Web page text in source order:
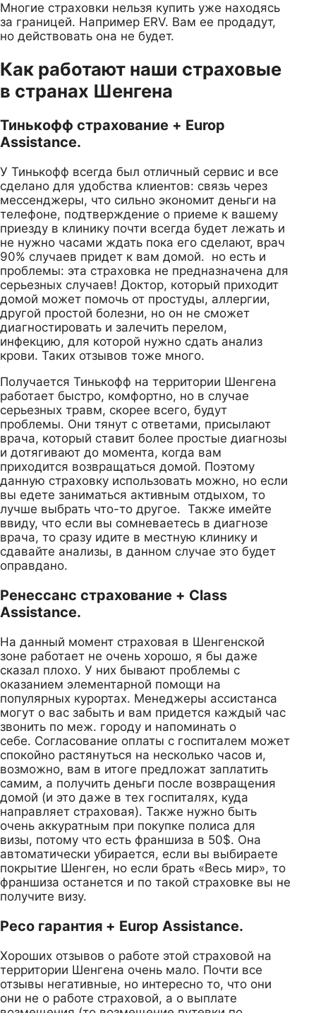
Многие страховки нельзя купить уже находясь
за границей. Например ERV. Вам ее продадут,
но действовать она не будет.
Как работают наши страховые
в странах Шенгена
Тинькофф страхование + Europ
Assistance.
У Тинькофф всегда был отличный сервис и все
сделано для удобства клиентов: связь через
мессенджеры, что сильно экономит деньги на
телефоне, подтверждение о приеме к вашему
приезду в клинику почти всегда будет лежать и
не нужно часами ждать пока его сделают, врач
90% случаев придет к вам домой. но есть и
проблемы: эта страховка не предназначена для
серьезных случаев! Доктор, который приходит
домой может помочь от простуды, аллергии,
другой простой болезни, но он не сможет
диагностировать и залечить перелом,
инфекцию, для которой нужно сдать анализ
крови. Таких отзывов тоже много.
Получается Тинькофф на территории Шенгена
работает быстро, комфортно, но в случае
серьезных травм, скорее всего, будут
проблемы. Они тянут с ответами, присылают
врача, который ставит более простые диагнозы
и дотягивают до момента, когда вам
приходится возвращаться домой. Поэтому
данную страховку использовать можно, но если
вы едете заниматься активным отдыхом, то
лучше выбрать что-то другое. Также имейте
ввиду, что если вы сомневаетесь в диагнозе
врача, то сразу идите в местную клинику и
сдавайте анализы, в данном случае это будет
оправдано.
Ренессанс страхование + Class
Assistance.
На данный момент страховая в Шенгенской
зоне работает не очень хорошо, я бы даже
сказал плохо. У них бывают проблемы с
оказанием элементарной помощи на
популярных курортах. Менеджеры ассистанса
могут о вас забыть и вам придется каждый час
звонить по меж. городу и напоминать о
себе. Согласование оплаты с госпиталем может
спокойно растянуться на несколько часов и,
возможно, вам в итоге предложат заплатить
самим, а получить деньги после возвращения
домой (и это даже в тех госпиталях, куда
направляет страховая). Также нужно быть
очень аккуратным при покупке полиса для
визы, потому что есть франшиза в 50$. Она
автоматически убирается, если вы выбираете
покрытие Шенген, но если брать «Весь мир», то
франшиза останется и по такой страховке вы не
получите визу.
Ресо гарантия + Europ Assistance.
Хороших отзывов о работе этой страховой на
территории Шенгена очень мало. Почти все
отзывы негативные, но интересно то, что они
они не о работе страховой, а о выплате